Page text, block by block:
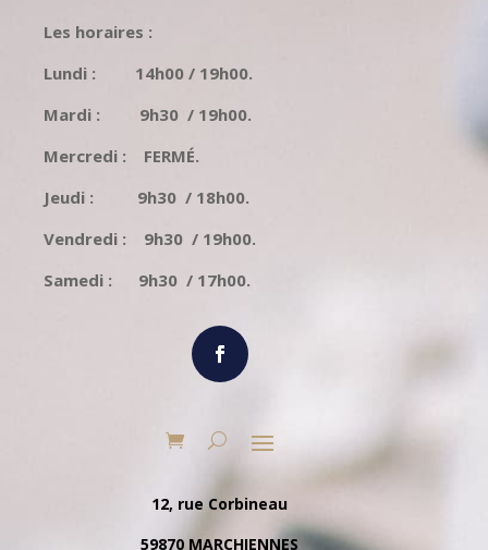
Les horaires :
Lundi : 14h00 / 19h00.
Mardi : 9h30 / 19h00.
Mercredi : FERMÉ.
Jeudi : 9h30 / 18h00.
Vendredi : 9h30 / 19h00.
Samedi : 9h30 / 17h00.
12, rue Corbineau
59870 MARCHIENNES